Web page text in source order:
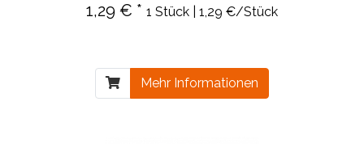
1,29 € * 1 Stück | 1,29 €/Stück
Mehr Informationen